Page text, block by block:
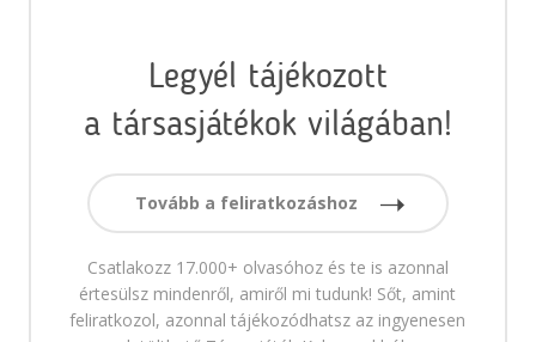
Legyél tájékozott
a társasjátékok világában!
Tovább a feliratkozáshoz
Csatlakozz 17.000+ olvasóhoz és te is azonnal
értesülsz mindenről, amiről mi tudunk! Sőt, amint
feliratkozol, azonnal tájékozódhatsz az ingyenesen